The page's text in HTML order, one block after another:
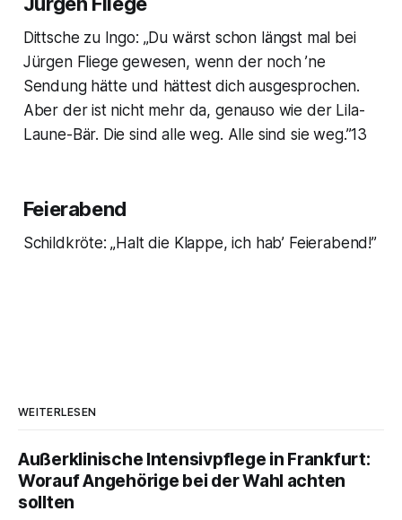
Dittsche zu Ingo: „Du wärst schon längst mal bei
Jürgen Fliege gewesen, wenn der noch ’ne
Sendung hätte und hättest dich ausgesprochen.
Aber der ist nicht mehr da, genauso wie der Lila-
Laune-Bär. Die sind alle weg. Alle sind sie weg.”13
Feierabend
Schildkröte: „Halt die Klappe, ich hab’ Feierabend!”
WEITERLESEN
Außerklinische Intensivpflege in Frankfurt:
Worauf Angehörige bei der Wahl achten
sollten